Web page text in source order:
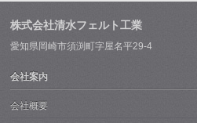
株式会社清水フェルト工業
愛知県岡崎市須渕町字屋名平29-4
会社案内
会社概要